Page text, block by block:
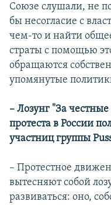
Союзе слушали, не
бы несогласие с
чем-то и найти
страты с помощью
обращаются
упомянутые
– Лозунг "За
протеста в России
участниц группы
– Протестное
вытесняют собой
развиваться: оно,